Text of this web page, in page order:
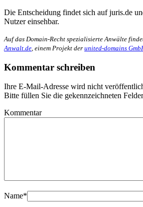
Die Entscheidung findet sich auf juris.de
Nutzer einsehbar.
Auf das Domain-Recht spezialisierte Anwälte
Anwalt.de , einem Projekt der united-domains
Kommentar schreiben
Ihre E-Mail-Adresse wird nicht
Bitte füllen Sie die gekennzeichneten
Kommentar
Name*